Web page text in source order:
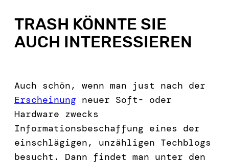
TRASH KÖNNTE SIE
AUCH INTERESSIEREN
Auch schön, wenn man just nach der
Erscheinung neuer Soft- oder
Hardware zwecks
Informationsbeschaffung eines der
einschlägigen, unzähligen Techblogs
besucht. Dann findet man unter den